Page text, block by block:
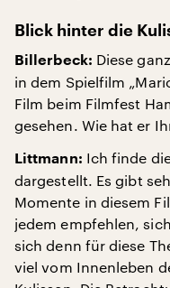
Blick hinter die
Billerbeck: Diese
in dem Spielfilm
Film beim Filmfest
gesehen. Wie hat er
Littmann: Ich finde
dargestellt. Es gibt
Momente in diesem
jedem empfehlen,
sich denn für diese
viel vom Innenleben